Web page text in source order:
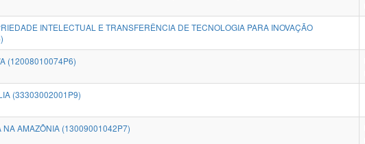
INTELECTUAL E TRANSFERÊNCIA DE TECNOLOGIA PARA INOVAÇÃO
(12008010074P6)
(33303002001P9)
NA AMAZÔNIA (13009001042P7)